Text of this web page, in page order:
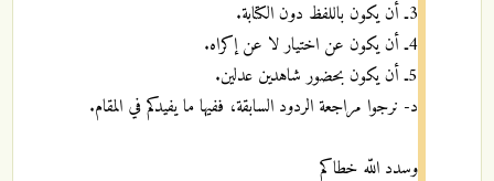
3ـ أن يكون باللفظ دون الكتابة.
4ـ أن يكون عن اختيار لا عن إكراه.
5ـ أن يكون بحضور شاهدين عدلين.
د- نرجوا مراجعة الردود السابقة، ففيها ما يفيدكم في المقام.
وسدد اللّه خطاكم